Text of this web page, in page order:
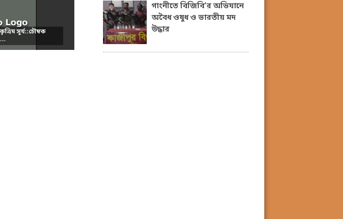
সূর্য::চৌম্বক
গাংনীতে বিজিবি’র অভিযানে
অবৈধ ওষুধ ও ভারতীয় মদ
উদ্ধার